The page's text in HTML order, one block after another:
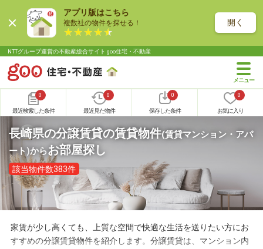
アプリ版はこちら
複数社の物件を探せる！ 開く
NTTグループ運営の不動産総合サイト goo住宅・不動産
0
最近検索した条件
0
最近見た物件
0
保存した条件
0
お気に入り
長崎県の分譲賃貸の賃貸物件(賃貸マンション・アパ
ート)からお部屋探し
該当物件数383件
家賃が少し高くても、上質な空間で快適な生活を送りたい方にお
すすめの分譲賃貸物件を紹介します。分譲賃貸は、マンション内